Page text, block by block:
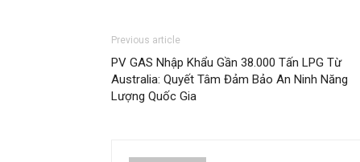
Previous article
PV GAS Nhập Khẩu Gần 38.000 Tấn LPG Từ
Australia: Quyết Tâm Đảm Bảo An Ninh Năng
Lượng Quốc Gia